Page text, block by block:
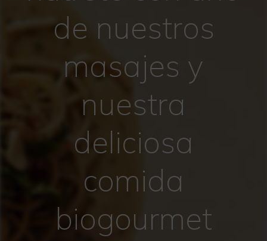
Mediterráneo Activo-Deportivo
Mediterráneo Cultural
Mediterráneo Natural-Rural
Experiencias Semana Santa
de nuestros
masajes y
nuestra
deliciosa
comida
biogourmet